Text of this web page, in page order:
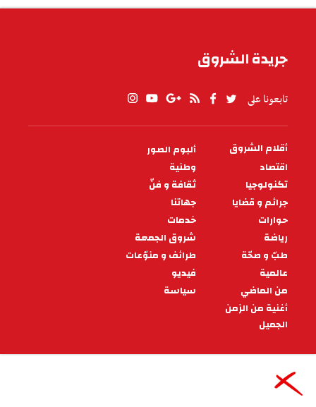
جريدة الشروق
تابعونا على
PIED
DE
PAGE
أقلام الشروق
ألبوم الصور
اقتصاد
وطنية
تكنولوجيا
ثقافة و فنّ
جرائم و قضايا
جهاتنا
حوارات
خدمات
رياضة
شروق الجمعة
طبّ و صحّة
طرائف و منوّعات
عالمية
فيديو
من الماضي
سياسة
أغنية من الزمن
الجميل